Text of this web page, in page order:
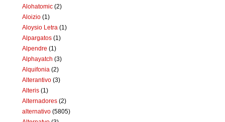
Alohatomic (2)
Aloizio (1)
Aloysio Letra (1)
Alpargatos (1)
Alpendre (1)
Alphayatch (3)
Alquifonia (2)
Alterantivo (3)
Alteris (1)
Alternadores (2)
alternativo (5805)